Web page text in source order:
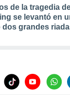
de la tragedia
se levantó en
grandes